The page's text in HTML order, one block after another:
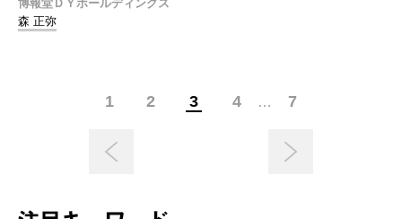
博報堂ＤＹホールディングス
森 正弥
1 2 3 4 … 7